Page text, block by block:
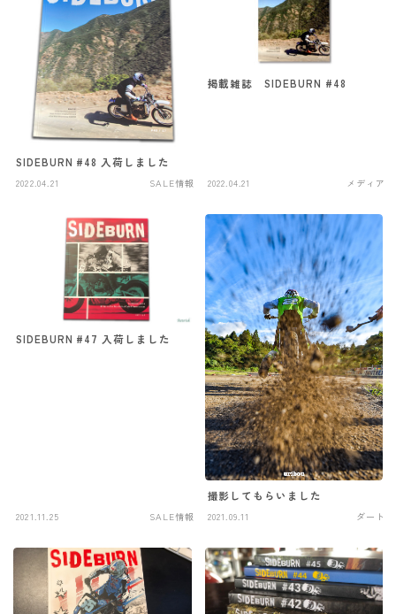
SIDEBURN #48 入荷しました
2022.04.21 SALE情報
掲載雑誌 SIDEBURN #48
2022.04.21 メディア
SIDEBURN #47 入荷しました
2021.11.25 SALE情報
撮影してもらいました
2021.09.11 ダート